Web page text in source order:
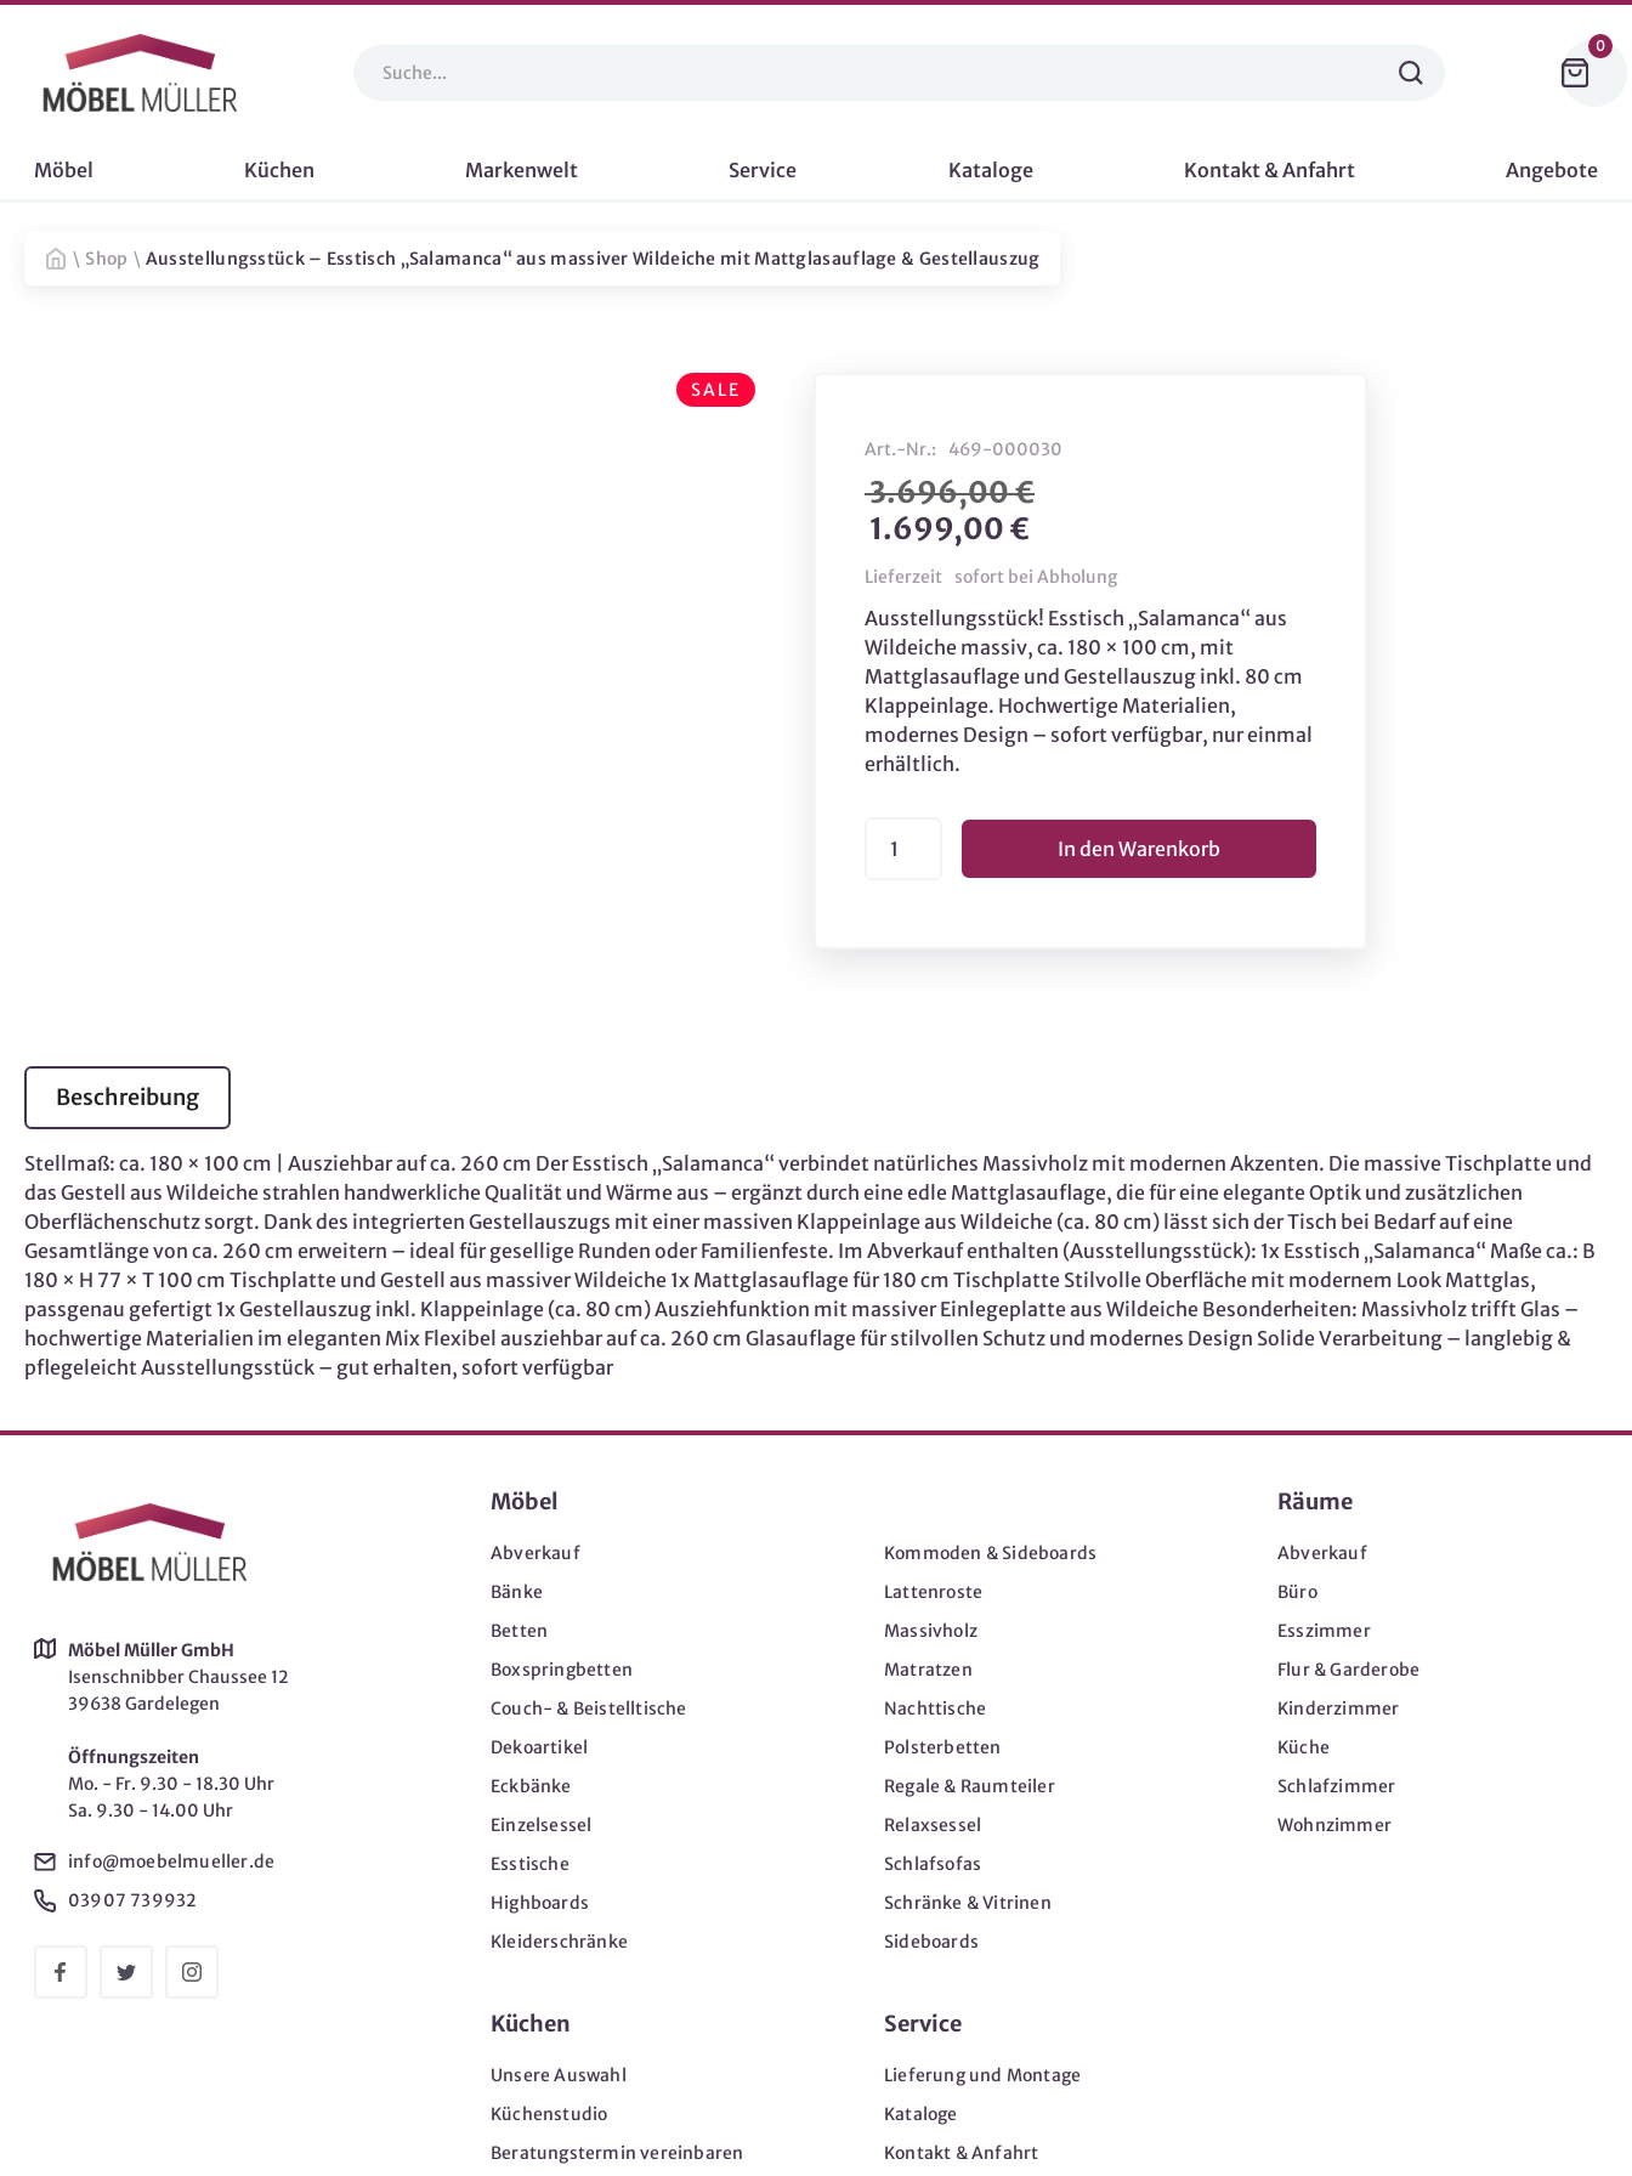
0
Möbel Küchen Markenwelt Service Kataloge Kontakt & Anfahrt Angebote
\ Shop \ Ausstellungsstück – Esstisch „Salamanca“ aus massiver Wildeiche mit Mattglasauflage & Gestellauszug
SALE
Art.-Nr.: 469-000030
3.696,00 €
1.699,00 €
Lieferzeit sofort bei Abholung
Ausstellungsstück! Esstisch „Salamanca“ aus
Wildeiche massiv, ca. 180 × 100 cm, mit
Mattglasauflage und Gestellauszug inkl. 80 cm
Klappeinlage. Hochwertige Materialien,
modernes Design – sofort verfügbar, nur einmal
erhältlich.
Beschreibung
Stellmaß: ca. 180 × 100 cm | Ausziehbar auf ca. 260 cm Der Esstisch „Salamanca“ verbindet natürliches Massivholz mit modernen Akzenten. Die massive Tischplatte und
das Gestell aus Wildeiche strahlen handwerkliche Qualität und Wärme aus – ergänzt durch eine edle Mattglasauflage, die für eine elegante Optik und zusätzlichen
Oberflächenschutz sorgt. Dank des integrierten Gestellauszugs mit einer massiven Klappeinlage aus Wildeiche (ca. 80 cm) lässt sich der Tisch bei Bedarf auf eine
Gesamtlänge von ca. 260 cm erweitern – ideal für gesellige Runden oder Familienfeste. Im Abverkauf enthalten (Ausstellungsstück): 1x Esstisch „Salamanca“ Maße ca.: B
180 × H 77 × T 100 cm Tischplatte und Gestell aus massiver Wildeiche 1x Mattglasauflage für 180 cm Tischplatte Stilvolle Oberfläche mit modernem Look Mattglas,
passgenau gefertigt 1x Gestellauszug inkl. Klappeinlage (ca. 80 cm) Ausziehfunktion mit massiver Einlegeplatte aus Wildeiche Besonderheiten: Massivholz trifft Glas –
hochwertige Materialien im eleganten Mix Flexibel ausziehbar auf ca. 260 cm Glasauflage für stilvollen Schutz und modernes Design Solide Verarbeitung – langlebig &
pflegeleicht Ausstellungsstück – gut erhalten, sofort verfügbar
Möbel Müller GmbH
Isenschnibber Chaussee 12
39638 Gardelegen
Öffnungszeiten
Mo. - Fr. 9.30 - 18.30 Uhr
Sa. 9.30 - 14.00 Uhr
info@moebelmueller.de
03907 739932
Möbel
Abverkauf
Bänke
Betten
Boxspringbetten
Couch- & Beistelltische
Dekoartikel
Eckbänke
Einzelsessel
Esstische
Highboards
Kleiderschränke
Kommoden & Sideboards
Lattenroste
Massivholz
Matratzen
Nachttische
Polsterbetten
Regale & Raumteiler
Relaxsessel
Schlafsofas
Schränke & Vitrinen
Sideboards
Räume
Abverkauf
Büro
Esszimmer
Flur & Garderobe
Kinderzimmer
Küche
Schlafzimmer
Wohnzimmer
Küchen
Unsere Auswahl
Küchenstudio
Beratungstermin vereinbaren
Service
Lieferung und Montage
Kataloge
Kontakt & Anfahrt